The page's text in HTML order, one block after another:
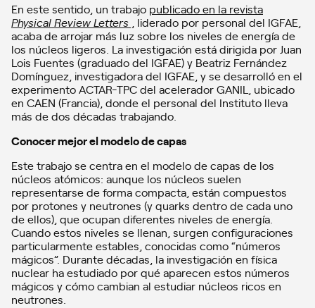
En este sentido, un trabajo publicado en la revista
Physical Review Letters , liderado por personal del IGFAE,
acaba de arrojar más luz sobre los niveles de energía de
los núcleos ligeros. La investigación está dirigida por Juan
Lois Fuentes (graduado del IGFAE) y Beatriz Fernández
Domínguez, investigadora del IGFAE, y se desarrolló en el
experimento ACTAR-TPC del acelerador GANIL, ubicado
en CAEN (Francia), donde el personal del Instituto lleva
más de dos décadas trabajando.
Conocer mejor el modelo de capas
Este trabajo se centra en el modelo de capas de los
núcleos atómicos: aunque los núcleos suelen
representarse de forma compacta, están compuestos
por protones y neutrones (y quarks dentro de cada uno
de ellos), que ocupan diferentes niveles de energía.
Cuando estos niveles se llenan, surgen configuraciones
particularmente estables, conocidas como “números
mágicos”. Durante décadas, la investigación en física
nuclear ha estudiado por qué aparecen estos números
mágicos y cómo cambian al estudiar núcleos ricos en
neutrones.